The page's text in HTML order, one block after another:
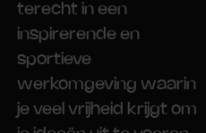
terecht in een
inspirerende en
sportieve
werkomgeving waarin
je veel vrijheid krijgt om